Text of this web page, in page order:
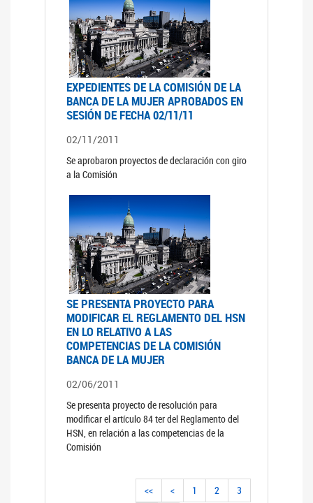
EXPEDIENTES DE LA COMISIÓN DE LA
BANCA DE LA MUJER APROBADOS EN
SESIÓN DE FECHA 02/11/11
02/11/2011
Se aprobaron proyectos de declaración con giro
a la Comisión
SE PRESENTA PROYECTO PARA
MODIFICAR EL REGLAMENTO DEL HSN
EN LO RELATIVO A LAS
COMPETENCIAS DE LA COMISIÓN
BANCA DE LA MUJER
02/06/2011
Se presenta proyecto de resolución para
modificar el artículo 84 ter del Reglamento del
HSN, en relación a las competencias de la
Comisión
<< < 1 2
3